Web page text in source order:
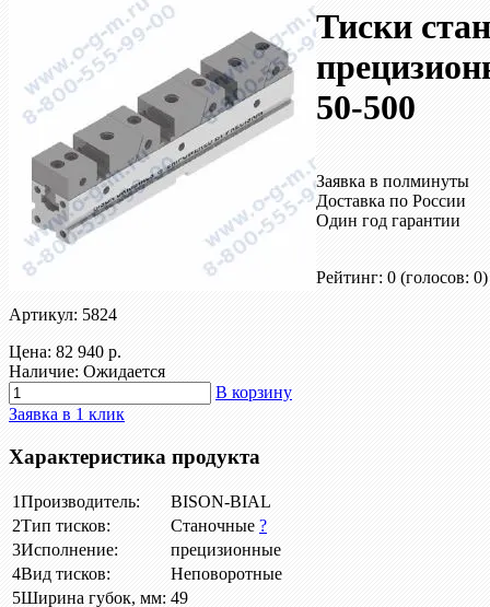
Тиски
50-500
Заявка в полминуты
Доставка по России
Один год гарантии
Рейтинг: 0 (голосов: 0)
Артикул: 5824
Цена: 82 940 р.
Наличие: Ожидается
В корзину
Заявка в 1 клик
Характеристика продукта
1Производитель:
BISON-BIAL
2Тип тисков: Станочные ?
3Исполнение:
прецизионные
4Вид тисков:
Неповоротные
5Ширина губок, мм: 49